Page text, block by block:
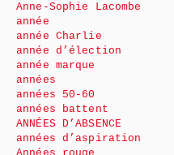
Anne-Sophie Lacombe
année
année Charlie
année d’élection
année marque
années
années 50-60
années battent
ANNÉES D’ABSENCE
années d’aspiration